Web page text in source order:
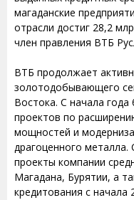
магаданские
отрасли достиг 28,2
член правления ВТБ
ВТБ продолжает
золотодобывающего
Востока. С начала
проектов по
мощностей и
драгоценного
проекты компании
Магадана, Бурятии, а
кредитования с начала